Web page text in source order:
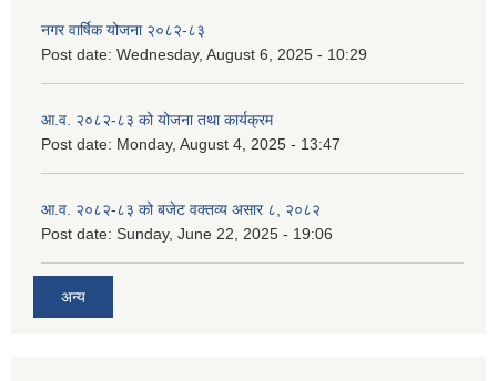
नगर वार्षिक योजना २०८२-८३
Post date: Wednesday, August 6, 2025 - 10:29
आ.व. २०८२-८३ को योजना तथा कार्यक्रम
Post date: Monday, August 4, 2025 - 13:47
आ.व. २०८२-८३ को बजेट वक्तव्य असार ८, २०८२
Post date: Sunday, June 22, 2025 - 19:06
अन्य